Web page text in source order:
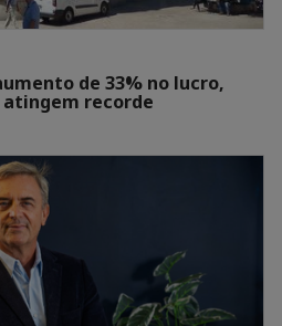
de 33% no lucro,
atingem recorde